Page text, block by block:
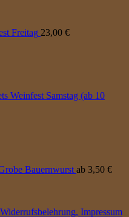
Freitag 23,00 €
Weinfest Samstag (ab 10
Bauernwurst ab 3,50 €
Impressum